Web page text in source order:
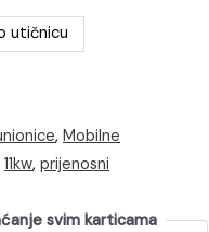
utičnicu
,Mobilne
11kw,prijenosni
svim karticama